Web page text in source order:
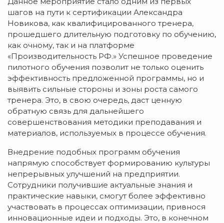
шагов на пути к сертификации Александра
Новикова, как квалифицированного тренера,
прошедшего длительную подготовку по обучению,
как очному, так и на платформе
«Производительность РФ.» Успешное проведение
пилотного обучения позволит не только оценить
эффективность предложенной программы, но и
выявить сильные стороны и зоны роста самого
тренера. Это, в свою очередь, даст ценную
обратную связь для дальнейшего
совершенствования методики преподавания и
материалов, используемых в процессе обучения.
Внедрение подобных программ обучения
напрямую способствует формированию культуры
непрерывных улучшений на предприятии.
Сотрудники получившие актуальные знания и
практические навыки, смогут более эффективно
участвовать в процессах оптимизации, привнося
инновационные идеи и подходы. Это, в конечном